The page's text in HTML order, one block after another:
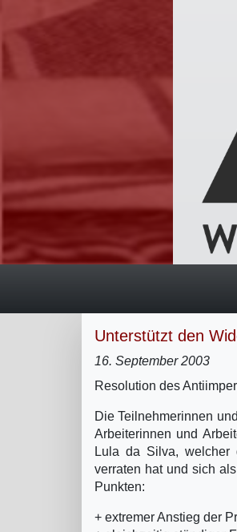
Unterstützt den
16. September 2003
Resolution des
Die Teilnehmerinnen
Arbeiterinnen und
Lula da Silva, welcher
verraten hat und sich
Punkten:
+ extremer Anstieg der